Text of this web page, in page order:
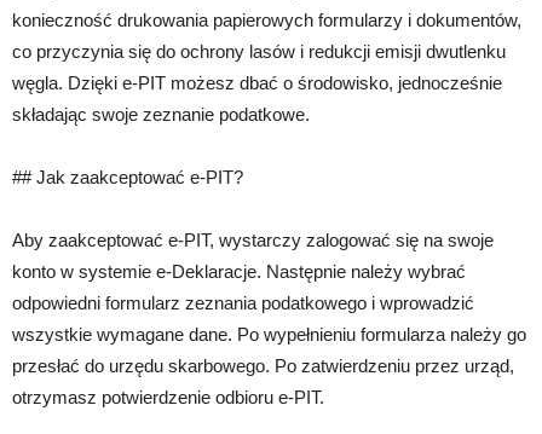
konieczność drukowania papierowych formularzy i dokumentów,
co przyczynia się do ochrony lasów i redukcji emisji dwutlenku
węgla. Dzięki e-PIT możesz dbać o środowisko, jednocześnie
składając swoje zeznanie podatkowe.
## Jak zaakceptować e-PIT?
Aby zaakceptować e-PIT, wystarczy zalogować się na swoje
konto w systemie e-Deklaracje. Następnie należy wybrać
odpowiedni formularz zeznania podatkowego i wprowadzić
wszystkie wymagane dane. Po wypełnieniu formularza należy go
przesłać do urzędu skarbowego. Po zatwierdzeniu przez urząd,
otrzymasz potwierdzenie odbioru e-PIT.